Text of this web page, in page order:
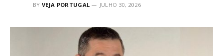
BY VEJA PORTUGAL JULHO 30, 2026